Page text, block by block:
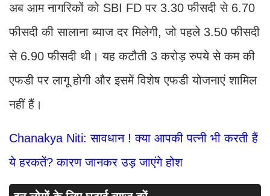
अब आम नागरिकों को SBI FD पर 3.30 फीसदी से 6.70
फीसदी की सालाना ब्याज दर मिलेगी, जो पहले 3.50 फीसदी
से 6.90 फीसदी थी। यह कटौती 3 करोड़ रुपये से कम की
एफडी पर लागू होगी और इसमें विशेष एफडी योजनाएं शामिल
नहीं हैं।
Chanakya Niti: सावधान ! क्या आपकी पत्नी भी करती हैं
ये हरकतें? कारण जानकर उड़ जाएंगे होश